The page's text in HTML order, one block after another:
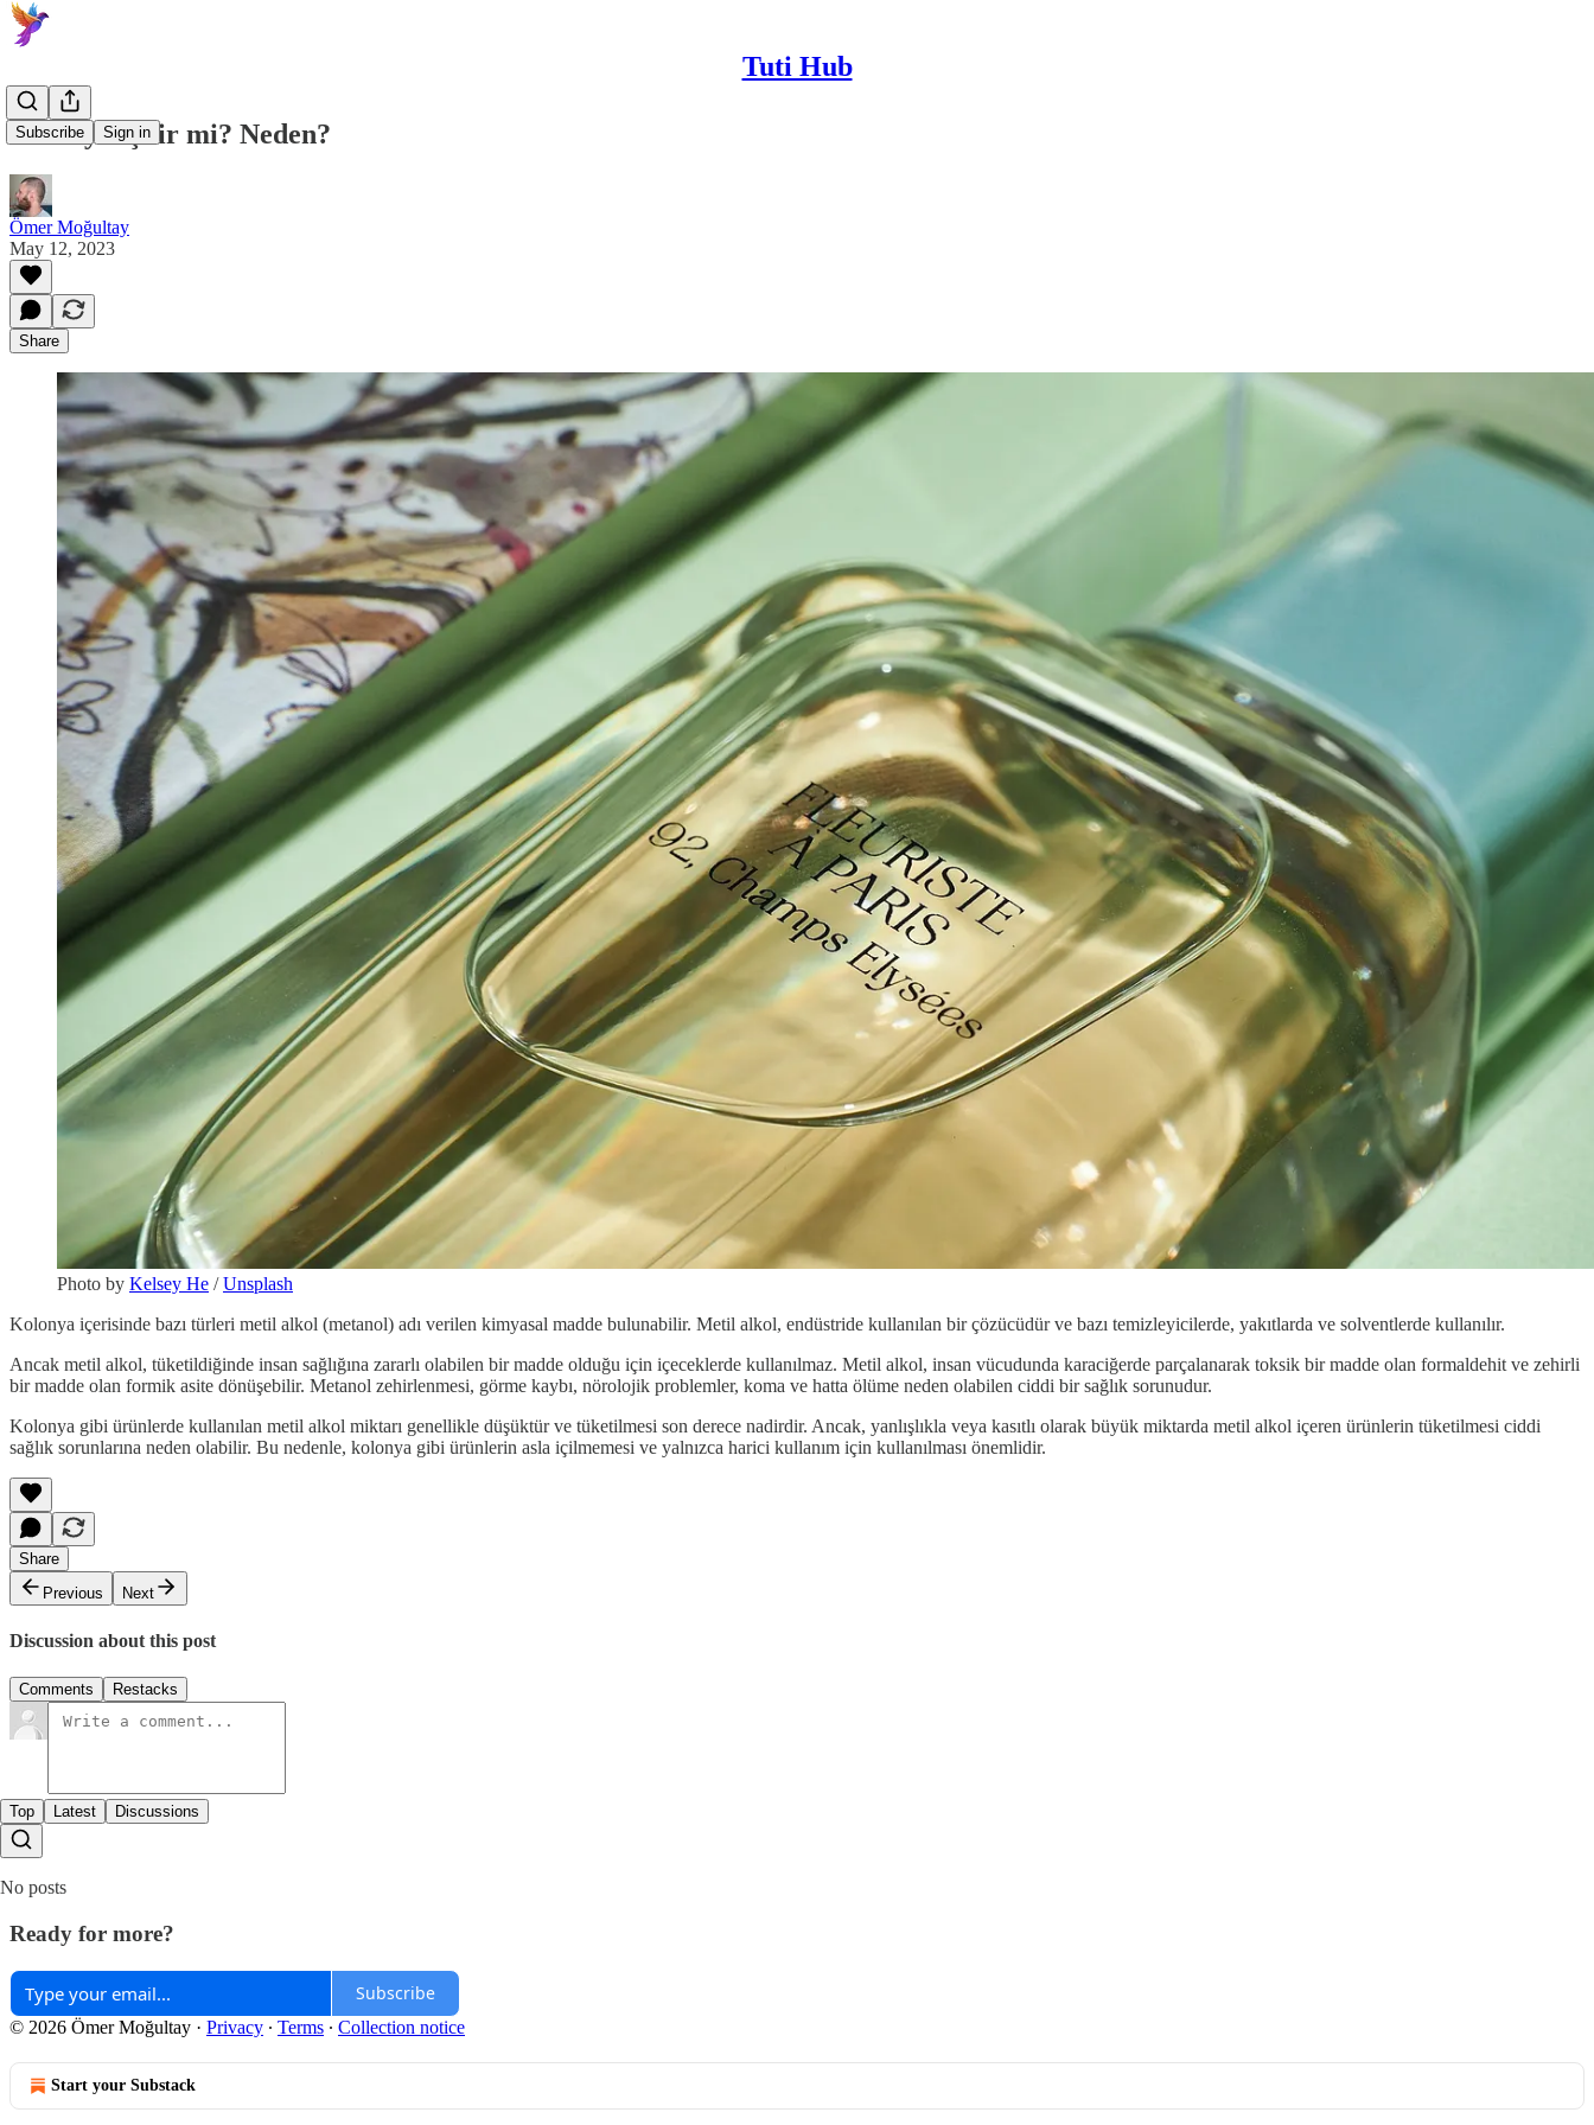
Tuti Hub
Subscribe Sign in
Kolonya içilir mi? Neden?
Ömer Moğultay
May 12, 2023
Share
Photo by Kelsey He /Unsplash
Kolonya içerisinde bazı türleri metil alkol (metanol) adı verilen kimyasal madde bulunabilir. Metil alkol, endüstride kullanılan bir çözücüdür ve bazı temizleyicilerde, yakıtlarda ve solventlerde kullanılır.
Ancak metil alkol, tüketildiğinde insan sağlığına zararlı olabilen bir madde olduğu için içeceklerde kullanılmaz. Metil alkol, insan vücudunda karaciğerde parçalanarak toksik bir madde olan formaldehit ve zehirli
bir madde olan formik asite dönüşebilir. Metanol zehirlenmesi, görme kaybı, nörolojik problemler, koma ve hatta ölüme neden olabilen ciddi bir sağlık sorunudur.
Kolonya gibi ürünlerde kullanılan metil alkol miktarı genellikle düşüktür ve tüketilmesi son derece nadirdir. Ancak, yanlışlıkla veya kasıtlı olarak büyük miktarda metil alkol içeren ürünlerin tüketilmesi ciddi
sağlık sorunlarına neden olabilir. Bu nedenle, kolonya gibi ürünlerin asla içilmemesi ve yalnızca harici kullanım için kullanılması önemlidir.
Share
Previous
Next
Discussion about this post
Comments Restacks
Top Latest Discussions
No posts
Ready for more?
Subscribe
© 2026 Ömer Moğultay · Privacy ∙ Terms ∙ Collection notice
Start your Substack